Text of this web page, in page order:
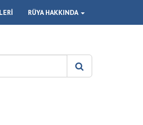
RÜYA HAKKINDA